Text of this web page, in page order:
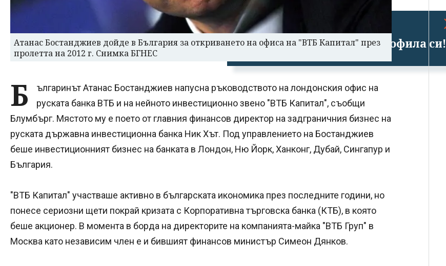
Успешно излязохте от профила си!
Атанас Бостанджиев дойде в България за откриването на офиса на "ВТБ Капитал" през
пролетта на 2012 г. Снимка БГНЕС
Б
ългаринът Атанас Бостанджиев напусна ръководството на лондонския офис на
руската банка ВТБ и на нейното инвестиционно звено "ВТБ Капитал", съобщи
Блумбърг. Мястото му е поето от главния финансов директор на задграничния бизнес на
руската държавна инвестиционна банка Ник Хът. Под управлението на Бостанджиев
беше инвестиционният бизнес на банката в Лондон, Ню Йорк, Ханконг, Дубай, Сингапур и
България.
"ВТБ Капитал" участваше активно в българската икономика през последните години, но
понесе сериозни щети покрай кризата с Корпоративна търговска банка (КТБ), в която
беше акционер. В момента в борда на директорите на компанията-майка "ВТБ Груп" в
Москва като независим член е и бившият финансов министър Симеон Дянков.